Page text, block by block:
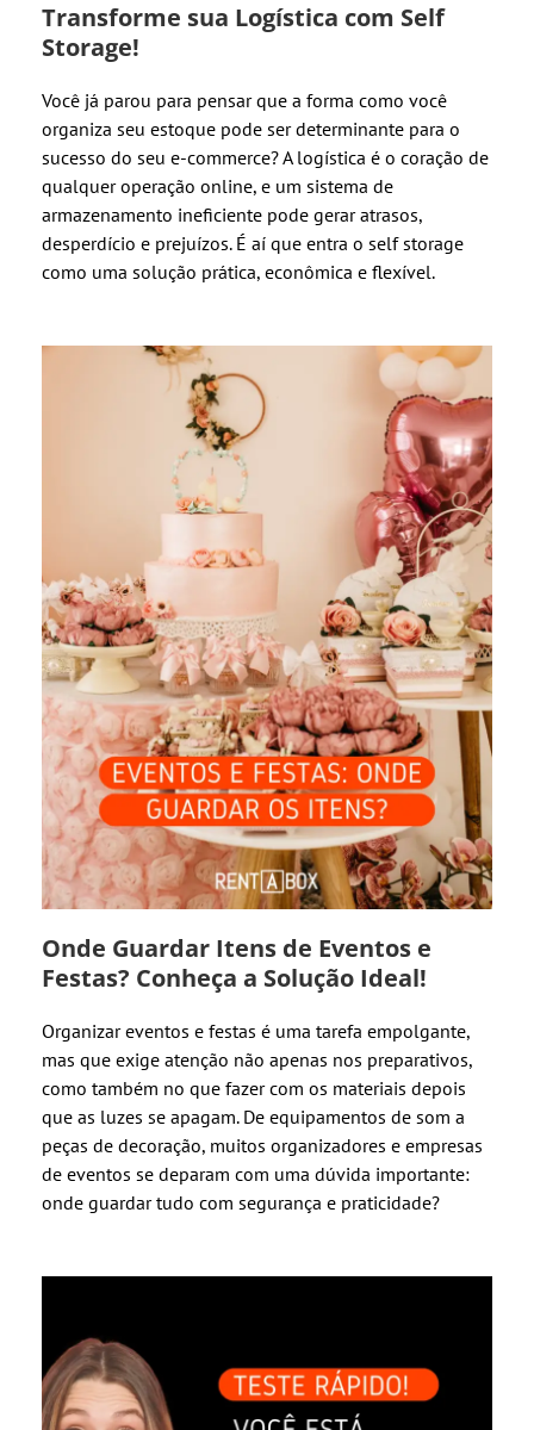
Transforme sua Logística com Self
Storage!
Você já parou para pensar que a forma como você
organiza seu estoque pode ser determinante para o
sucesso do seu e-commerce? A logística é o coração de
qualquer operação online, e um sistema de
armazenamento ineficiente pode gerar atrasos,
desperdício e prejuízos. É aí que entra o self storage
como uma solução prática, econômica e flexível.
Onde Guardar Itens de Eventos e
Festas? Conheça a Solução Ideal!
Organizar eventos e festas é uma tarefa empolgante,
mas que exige atenção não apenas nos preparativos,
como também no que fazer com os materiais depois
que as luzes se apagam. De equipamentos de som a
peças de decoração, muitos organizadores e empresas
de eventos se deparam com uma dúvida importante:
onde guardar tudo com segurança e praticidade?